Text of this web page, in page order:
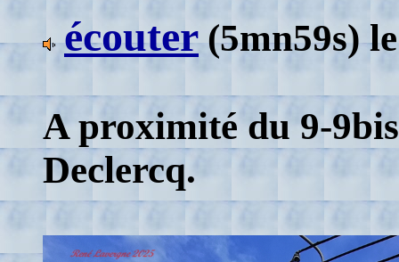
écouter (5mn59s)
A proximité du 9-
Declercq.